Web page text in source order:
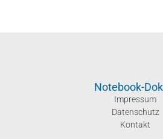
Notebook-
Impressum
Datenschutz
Kontakt